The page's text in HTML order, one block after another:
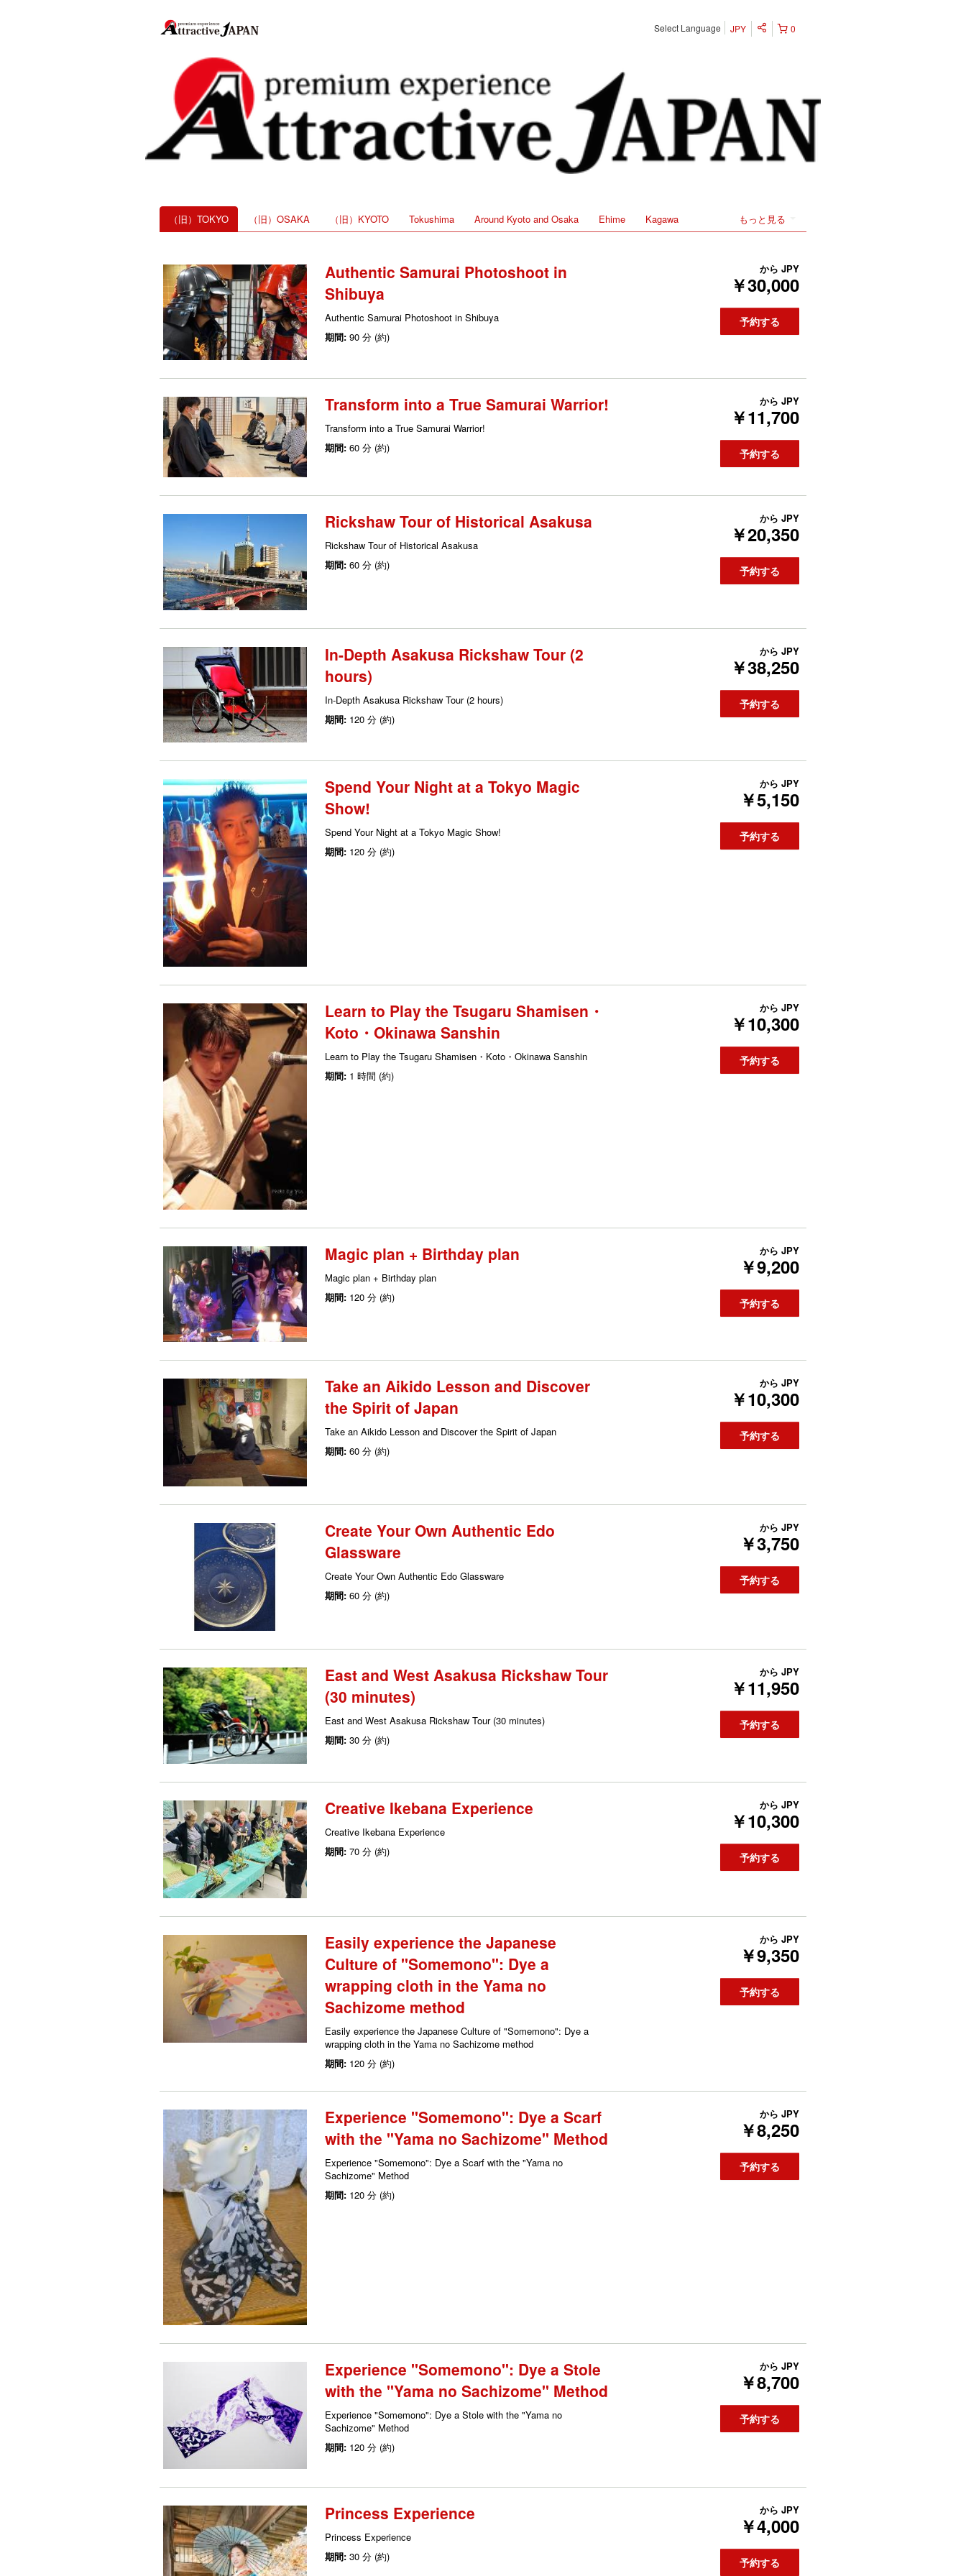
0
JPY
Select Language
もっと見る
（旧）TOKYO （旧）OSAKA （旧）KYOTO Tokushima Around Kyoto and Osaka Ehime Kagawa
Authentic Samurai Photoshoot in
Shibuya
Authentic Samurai Photoshoot in Shibuya
期間: 90 分 (約)
から JPY
￥30,000
予約する
Transform into a True Samurai Warrior!
Transform into a True Samurai Warrior!
期間: 60 分 (約)
から JPY
￥11,700
予約する
Rickshaw Tour of Historical Asakusa
Rickshaw Tour of Historical Asakusa
期間: 60 分 (約)
から JPY
￥20,350
予約する
In-Depth Asakusa Rickshaw Tour (2
hours)
In-Depth Asakusa Rickshaw Tour (2 hours)
期間: 120 分 (約)
から JPY
￥38,250
予約する
Spend Your Night at a Tokyo Magic
Show!
Spend Your Night at a Tokyo Magic Show!
期間: 120 分 (約)
から JPY
￥5,150
予約する
Learn to Play the Tsugaru Shamisen・
Koto・Okinawa Sanshin
Learn to Play the Tsugaru Shamisen・Koto・Okinawa Sanshin
期間: 1 時間 (約)
から JPY
￥10,300
予約する
Magic plan + Birthday plan
Magic plan + Birthday plan
期間: 120 分 (約)
から JPY
￥9,200
予約する
Take an Aikido Lesson and Discover
the Spirit of Japan
Take an Aikido Lesson and Discover the Spirit of Japan
期間: 60 分 (約)
から JPY
￥10,300
予約する
Create Your Own Authentic Edo
Glassware
Create Your Own Authentic Edo Glassware
期間: 60 分 (約)
から JPY
￥3,750
予約する
East and West Asakusa Rickshaw Tour
(30 minutes)
East and West Asakusa Rickshaw Tour (30 minutes)
期間: 30 分 (約)
から JPY
￥11,950
予約する
Creative Ikebana Experience
Creative Ikebana Experience
期間: 70 分 (約)
から JPY
￥10,300
予約する
Easily experience the Japanese
Culture of "Somemono": Dye a
wrapping cloth in the Yama no
Sachizome method
Easily experience the Japanese Culture of "Somemono": Dye a
wrapping cloth in the Yama no Sachizome method
期間: 120 分 (約)
から JPY
￥9,350
予約する
Experience "Somemono": Dye a Scarf
with the "Yama no Sachizome" Method
Experience "Somemono": Dye a Scarf with the "Yama no
Sachizome" Method
期間: 120 分 (約)
から JPY
￥8,250
予約する
Experience "Somemono": Dye a Stole
with the "Yama no Sachizome" Method
Experience "Somemono": Dye a Stole with the "Yama no
Sachizome" Method
期間: 120 分 (約)
から JPY
￥8,700
予約する
Princess Experience
Princess Experience
期間: 30 分 (約)
から JPY
￥4,000
予約する